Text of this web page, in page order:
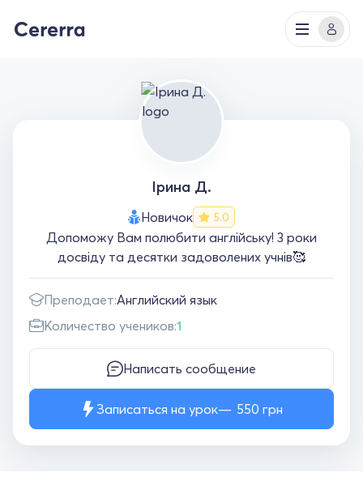
Ірина Д.
Новичок 5.0
Допоможу Вам полюбити англійську! 3 роки
досвіду та десятки задоволених учнів🥰
Преподает:Английский язык
Количество учеников:1
Написать сообщение
Записаться на урок 550 грн